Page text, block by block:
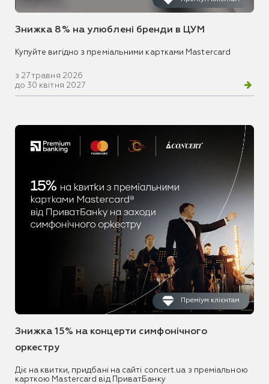
Знижка 8% на улюблені бренди в ЦУМ
Купуйте вигідно з преміальними картками Mastercard
з 27 травня 2026
до 30 квітня 2027
Преміум клієнтам
Знижка 15% на концерти симфонічного
оркестру
Діє на квитки, придбані на сайті concert.ua з преміальною
карткою Mastercard від ПриватБанку